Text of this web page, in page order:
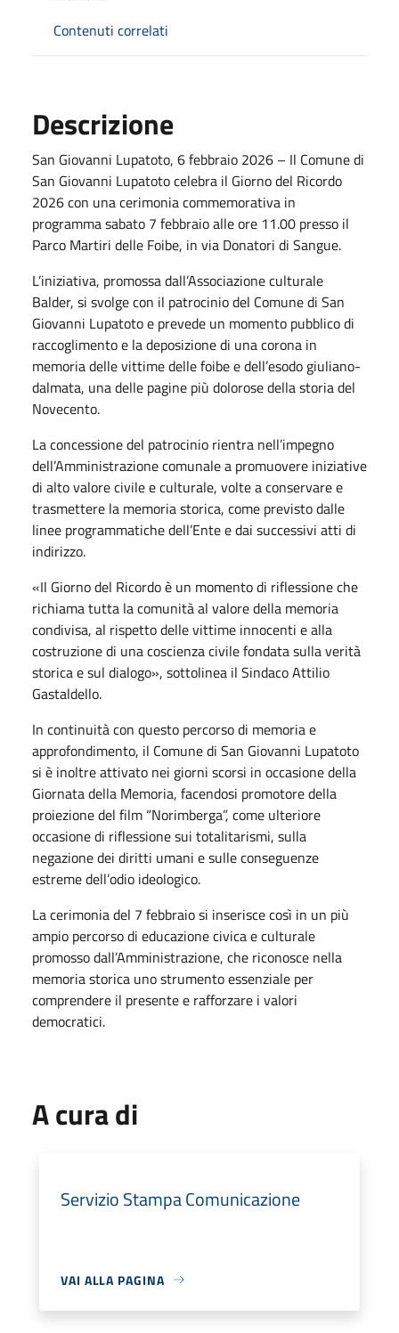
Contenuti correlati
Descrizione
San Giovanni Lupatoto, 6 febbraio 2026 – Il Comune di
San Giovanni Lupatoto celebra il Giorno del Ricordo
2026 con una cerimonia commemorativa in
programma sabato 7 febbraio alle ore 11.00 presso il
Parco Martiri delle Foibe, in via Donatori di Sangue.
L’iniziativa, promossa dall’Associazione culturale
Balder, si svolge con il patrocinio del Comune di San
Giovanni Lupatoto e prevede un momento pubblico di
raccoglimento e la deposizione di una corona in
memoria delle vittime delle foibe e dell’esodo giuliano-
dalmata, una delle pagine più dolorose della storia del
Novecento.
La concessione del patrocinio rientra nell’impegno
dell’Amministrazione comunale a promuovere iniziative
di alto valore civile e culturale, volte a conservare e
trasmettere la memoria storica, come previsto dalle
linee programmatiche dell’Ente e dai successivi atti di
indirizzo.
«Il Giorno del Ricordo è un momento di riflessione che
richiama tutta la comunità al valore della memoria
condivisa, al rispetto delle vittime innocenti e alla
costruzione di una coscienza civile fondata sulla verità
storica e sul dialogo», sottolinea il Sindaco Attilio
Gastaldello.
In continuità con questo percorso di memoria e
approfondimento, il Comune di San Giovanni Lupatoto
si è inoltre attivato nei giorni scorsi in occasione della
Giornata della Memoria, facendosi promotore della
proiezione del film “Norimberga”, come ulteriore
occasione di riflessione sui totalitarismi, sulla
negazione dei diritti umani e sulle conseguenze
estreme dell’odio ideologico.
La cerimonia del 7 febbraio si inserisce così in un più
ampio percorso di educazione civica e culturale
promosso dall’Amministrazione, che riconosce nella
memoria storica uno strumento essenziale per
comprendere il presente e rafforzare i valori
democratici.
A cura di
Servizio Stampa Comunicazione
VAI ALLA PAGINA